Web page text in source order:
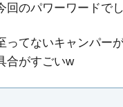
回のパワーワードで
ってないキャンパー
合がすごいw